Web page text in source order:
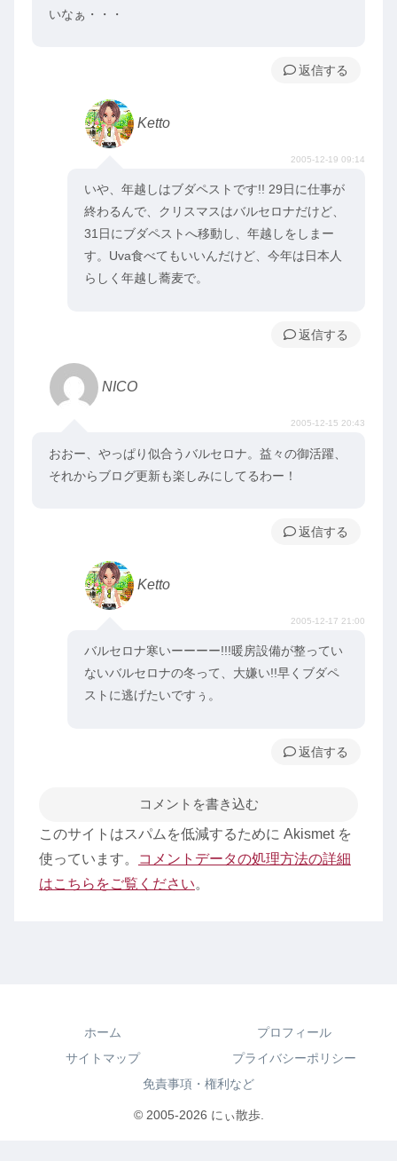
いなぁ・・・
返信
Ketto
2005-12-19 09:14
いや、年越しはブダペストです!! 29日に仕事が
終わるんで、クリスマスはバルセロナだけど、
31日にブダペストへ移動し、年越しをしまー
す。Uva食べてもいいんだけど、今年は日本人
らしく年越し蕎麦で。
返信
NICO
2005-12-15 20:43
おおー、やっぱり似合うバルセロナ。益々の御活躍、
それからブログ更新も楽しみにしてるわー！
返信
Ketto
2005-12-17 21:00
バルセロナ寒いーーーー!!!暖房設備が整ってい
ないバルセロナの冬って、大嫌い!!早くブダペ
ストに逃げたいですぅ。
返信
コメントを書き込む
このサイトはスパムを低減するために Akismet を
使っています。
コメントデータの処理方法の詳細
はこちらをご覧ください。
ホーム
プロフィール
サイトマップ
プライバシーポリシー
免責事項・権利など
© 2005-2026 にぃ散歩.